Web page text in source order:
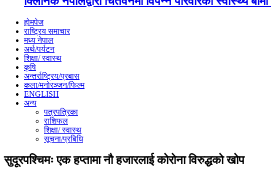
होमपेज
राष्ट्रिय समाचार
मध्य नेपाल
अर्थ/पर्यटन
शिक्षा/ स्वास्थ
कृषि
अन्तर्राष्ट्रिय/प्रबास
कला/मनोरञ्जन/फिल्म
ENGLISH
अन्य
पत्रपत्रिका
राशिफल
शिक्षा/ स्वास्थ
सूचना/प्रबिधि
सुदूरपश्चिमः एक हप्तामा नौ हजारलाई कोरोना विरुद्धको खोप